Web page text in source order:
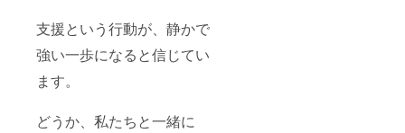
支援という行動が、静かで
強い一歩になると信じてい
ます。
どうか、私たちと一緒に